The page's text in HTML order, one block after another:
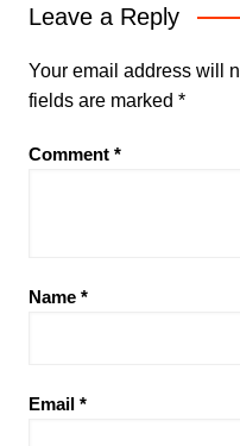
Leave a Reply
Your email address will
fields are marked *
Comment *
Name *
Email *